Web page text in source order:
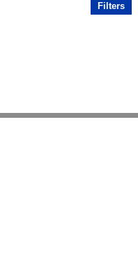
Filters